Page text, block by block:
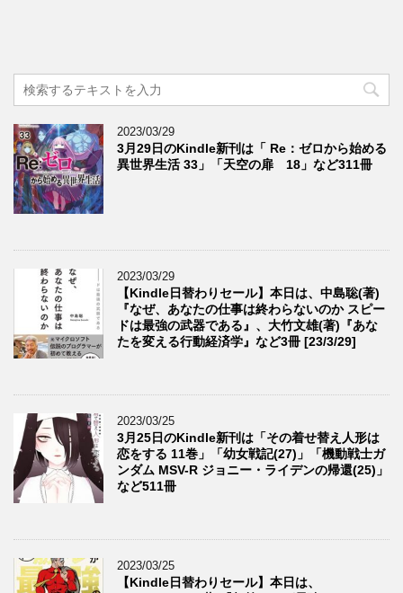
2023/03/29
3月29日のKindle新刊は「 Re：ゼロから始める
異世界生活 33」「天空の扉 18」など311冊
2023/03/29
【Kindle日替わりセール】本日は、中島聡(著)
『なぜ、あなたの仕事は終わらないのか スピー
ドは最強の武器である』、大竹文雄(著)『あな
たを変える行動経済学』など3冊 [23/3/29]
2023/03/25
3月25日のKindle新刊は「その着せ替え人形は
恋をする 11巻」「幼女戦記(27)」「機動戦士ガ
ンダム MSV-R ジョニー・ライデンの帰還(25)」
など511冊
2023/03/25
【Kindle日替わりセール】本日は、